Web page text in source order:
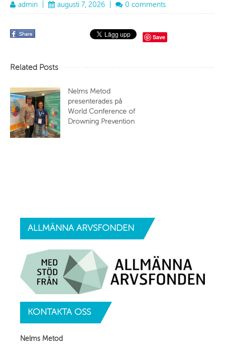
admin augusti 7, 2026 0 comments
Save
Related Posts
Nelms Metod
presenterades på
World Conference of
Drowning Prevention
ALLMÄNNA ARVSFONDEN
KONTAKTAOSS
Nelms Metod